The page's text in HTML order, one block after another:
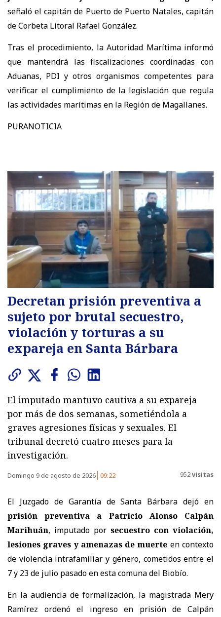
señaló el capitán de Puerto de Puerto Natales, capitán
de Corbeta Litoral Rafael González.
Tras el procedimiento, la Autoridad Marítima informó
que mantendrá las fiscalizaciones coordinadas con
Aduanas, PDI y otros organismos competentes para
verificar el cumplimiento de la legislación que regula
las actividades marítimas en la Región de Magallanes.
PURANOTICIA
Decretan prisión preventiva a
sujeto por brutal secuestro,
violación y torturas a su
expareja en Santa Bárbara
El imputado mantuvo cautiva a su expareja
por más de dos semanas, sometiéndola a
graves agresiones físicas y sexuales. El
tribunal decretó cuatro meses para la
investigación.
Domingo 9 de agosto de 2026 09:22 952visitas
El Juzgado de Garantía de Santa Bárbara dejó en
prisión preventiva a Patricio Alonso Calpán
Marihuán, imputado por secuestro con violación,
lesiones graves y amenazas de muerte en contexto
de violencia intrafamiliar y género, cometidos entre el
7 y 23 de julio pasado en esta comuna del Biobío.
En la audiencia de formalización, la magistrada Mery
Ramírez ordenó el ingreso en prisión de Calpán